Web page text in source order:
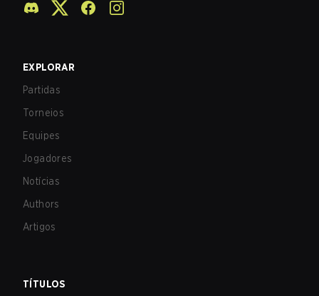
EXPLORAR
Partidas
Torneios
Equipes
Jogadores
Notícias
Authors
Artigos
TÍTULOS